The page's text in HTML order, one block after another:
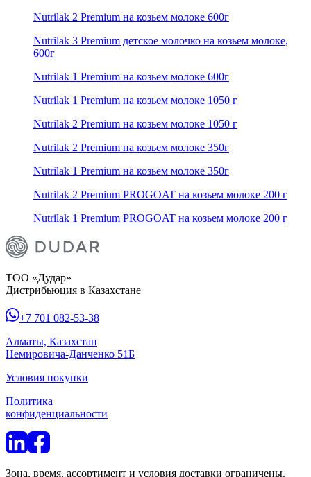
Nutrilak 2 Premium на козьем молоке 600г
Nutrilak 3 Premium детское молочко на козьем молоке,
600г
Nutrilak 1 Premium на козьем молоке 600г
Nutrilak 1 Premium на козьем молоке 1050 г
Nutrilak 2 Premium на козьем молоке 1050 г
Nutrilak 2 Premium на козьем молоке 350г
Nutrilak 1 Premium на козьем молоке 350г
Nutrilak 2 Premium PROGOAT на козьем молоке 200 г
Nutrilak 1 Premium PROGOAT на козьем молоке 200 г
ТОО «Дудар»
Дистрибьюция в Казахстане
+7 701 082-53-38
Алматы, Казахстан
Немировича-Данченко 51Б
Условия покупки
Политика
конфиденциальности
Зона, время, ассортимент и условия доставки ограничены.